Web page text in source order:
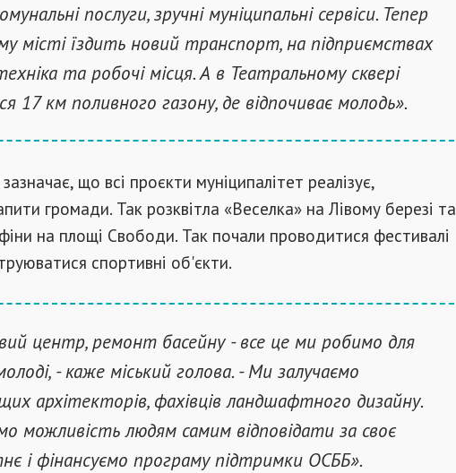
послуги, зручні муніципальні сервіси. Тепер
місті їздить новий транспорт, на підприємствах
та робочі місця. А в Театральному сквері
17 км поливного газону, де відпочиває молодь».
що всі проєкти муніципалітет реалізує,
громади. Так розквітла «Веселка» на Лівому березі та
на площі Свободи. Так почали проводитися фестивалі
спортивні об'єкти.
центр, ремонт басейну - все це ми робимо для
- каже міський голова. - Ми залучаємо
архітекторів, фахівців ландшафтного дизайну.
можливість людям самим відповідати за своє
і фінансуємо програму підтримки ОСББ».